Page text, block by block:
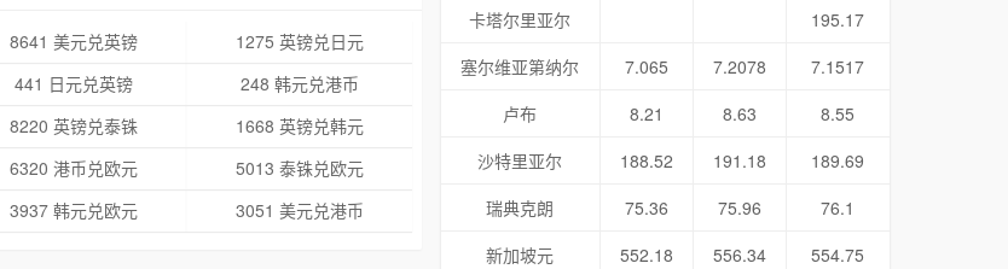
8641 美元兑英镑
1275 英镑兑日元
441 日元兑英镑
248 韩元兑港币
8220 英镑兑泰铢
1668 英镑兑韩元
6320 港币兑欧元
5013 泰铢兑欧元
3937 韩元兑欧元 3051 美元兑港币
卡塔尔里亚尔
195.17
塞尔维亚第纳尔
7.065 7.2078
7.1517
卢布
8.21 8.63
8.55
沙特里亚尔
188.52 191.18
189.69
瑞典克朗
75.36 75.96
76.1
新加坡元
552.18 556.34
554.75